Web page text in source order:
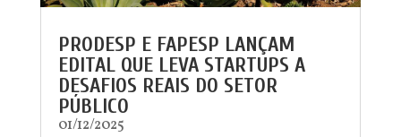
PRODESP E FAPESP LANÇAM
EDITAL QUE LEVA STARTUPS A
DESAFIOS REAIS DO SETOR
PÚBLICO
01/12/2025